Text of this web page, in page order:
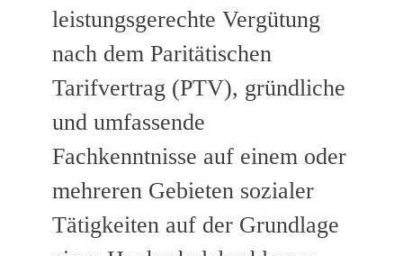
leistungsgerechte Vergütung
nach dem Paritätischen
Tarifvertrag (PTV), gründliche
und umfassende
Fachkenntnisse auf einem oder
mehreren Gebieten sozialer
Tätigkeiten auf der Grundlage